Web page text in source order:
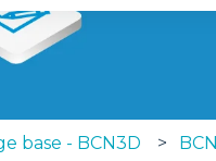
porque el
base - BCN3D